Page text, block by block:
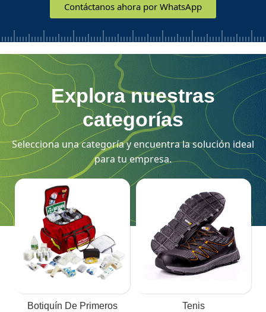
Contáctanos ahora por WhatsApp
Explora nuestras
categorías
Selecciona una categoría y encuentra la solución ideal
para tu empresa.
Botiquín De Primeros
Tenis